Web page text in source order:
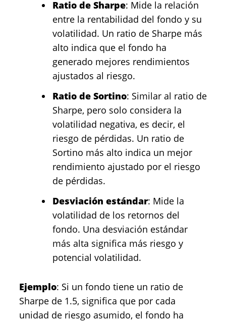
Ratio de Sharpe: Mide la relación
entre la rentabilidad del fondo y su
volatilidad. Un ratio de Sharpe más
alto indica que el fondo ha
generado mejores rendimientos
ajustados al riesgo.
Ratio de Sortino: Similar al ratio de
Sharpe, pero solo considera la
volatilidad negativa, es decir, el
riesgo de pérdidas. Un ratio de
Sortino más alto indica un mejor
rendimiento ajustado por el riesgo
de pérdidas.
Desviación estándar: Mide la
volatilidad de los retornos del
fondo. Una desviación estándar
más alta significa más riesgo y
potencial volatilidad.
Ejemplo: Si un fondo tiene un ratio de
Sharpe de 1.5, significa que por cada
unidad de riesgo asumido, el fondo ha